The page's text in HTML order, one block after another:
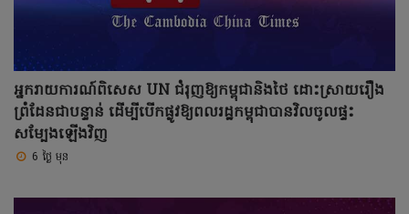
អ្នករាយការណ៍ពិសេស UN ជំរុញឱ្យកម្ពុជានិងថៃ ដោះស្រាយរឿង
ព្រំដែនជាបន្ទាន់ ដើម្បីបើកផ្លូវឱ្យពលរដ្ឋកម្ពុជាបានវិលចូលផ្ទះ
សម្បែងឡើងវិញ
6 ថ្ងៃ មុន